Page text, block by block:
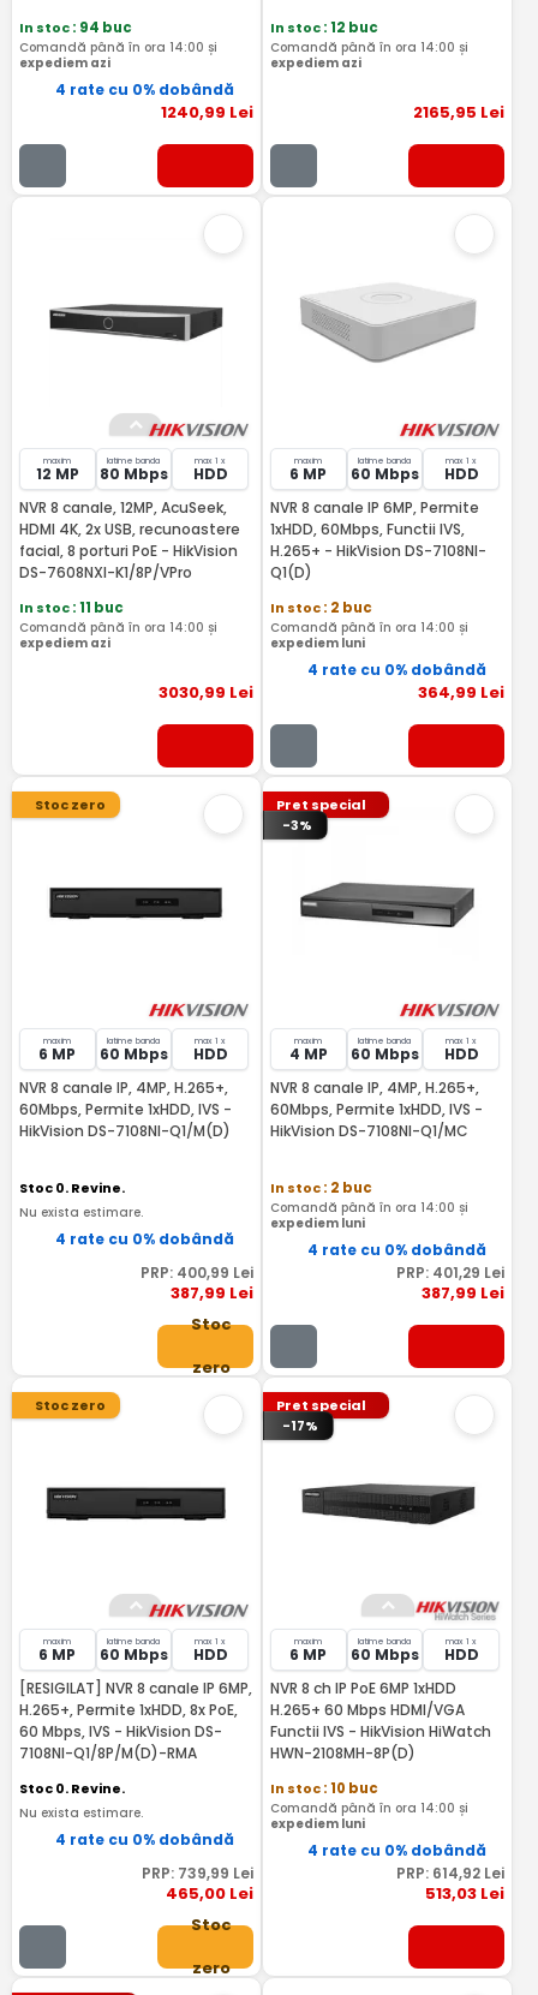
In stoc: 94 buc
Comandă până în ora 14:00 și
expediem azi
4 rate cu 0% dobândă
1240,99 Lei
In stoc: 12 buc
Comandă până în ora 14:00 și
expediem azi
2165,95 Lei
maxim
12 MP
latime banda
80 Mbps
max 1 x
HDD
NVR 8 canale, 12MP, AcuSeek,
HDMI 4K, 2x USB, recunoastere
facial, 8 porturi PoE - HikVision
DS-7608NXI-K1/8P/VPro
In stoc: 11 buc
Comandă până în ora 14:00 și
expediem azi
3030,99 Lei
maxim
6 MP
latime banda
60 Mbps
max 1 x
HDD
NVR 8 canale IP 6MP, Permite
1xHDD, 60Mbps, Functii IVS,
H.265+ - HikVision DS-7108NI-
Q1(D)
In stoc: 2 buc
Comandă până în ora 14:00 și
expediem luni
4 rate cu 0% dobândă
364,99 Lei
Stoc zero
maxim
6 MP
latime banda
60 Mbps
max 1 x
HDD
NVR 8 canale IP, 4MP, H.265+,
60Mbps, Permite 1xHDD, IVS -
HikVision DS-7108NI-Q1/M(D)
Stoc 0. Revine.
Nu exista estimare.
4 rate cu 0% dobândă
PRP: 400,99 Lei
387,99 Lei
Stoc
zero
Pret special
-3%
maxim
4 MP
latime banda
60 Mbps
max 1 x
HDD
NVR 8 canale IP, 4MP, H.265+,
60Mbps, Permite 1xHDD, IVS -
HikVision DS-7108NI-Q1/MC
In stoc: 2 buc
Comandă până în ora 14:00 și
expediem luni
4 rate cu 0% dobândă
PRP: 401,29 Lei
387,99 Lei
Stoc zero
maxim
6 MP
latime banda
60 Mbps
max 1 x
HDD
[RESIGILAT] NVR 8 canale IP 6MP,
H.265+, Permite 1xHDD, 8x PoE,
60 Mbps, IVS - HikVision DS-
7108NI-Q1/8P/M(D)-RMA
Stoc 0. Revine.
Nu exista estimare.
4 rate cu 0% dobândă
PRP: 739,99 Lei
465,00Lei
Stoc
zero
Pret special
-17%
maxim
6 MP
latime banda
60 Mbps
max 1 x
HDD
NVR 8 ch IP PoE 6MP 1xHDD
H.265+ 60 Mbps HDMI/VGA
Functii IVS - HikVision HiWatch
HWN-2108MH-8P(D)
In stoc: 10 buc
Comandă până în ora 14:00 și
expediem luni
4 rate cu 0% dobândă
PRP: 614,92 Lei
513,03 Lei